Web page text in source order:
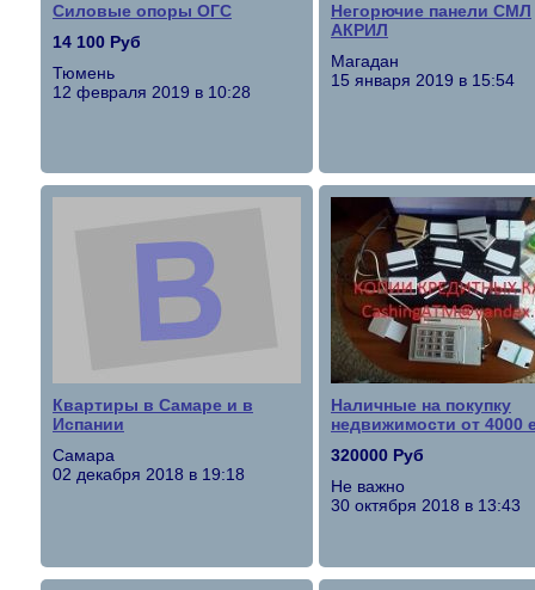
Силовые опоры ОГС
14 100 Руб
Тюмень
12 февраля 2019 в 10:28
Негорючие панели СМЛ
АКРИЛ
Магадан
15 января 2019 в 15:54
Квартиры в Самаре и в
Испании
Самара
02 декабря 2018 в 19:18
Наличные на покупку
недвижимости от 4000
320000 Руб
Не важно
30 октября 2018 в 13:43